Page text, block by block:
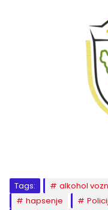
Tags: alkohol
hapsenje